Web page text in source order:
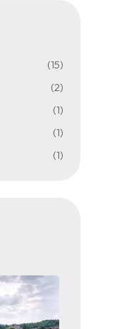
(15)
(2)
(1)
(1)
(1)